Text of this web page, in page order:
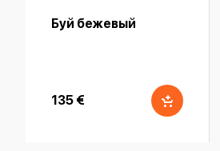
Буй бежевый
135 €